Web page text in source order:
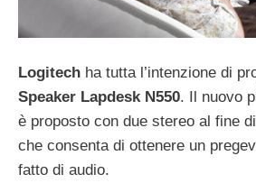
Logitech ha tutta l’intenzione di
Speaker Lapdesk N550. Il nuovo
è proposto con due stereo al fine
che consenta di ottenere un
fatto di audio.